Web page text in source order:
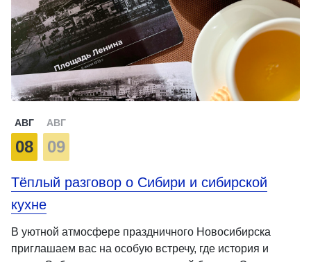
АВГ
08
АВГ
09
Тёплый разговор о Сибири и сибирской
кухне
В уютной атмосфере праздничного Новосибирска
приглашаем вас на особую встречу, где история и